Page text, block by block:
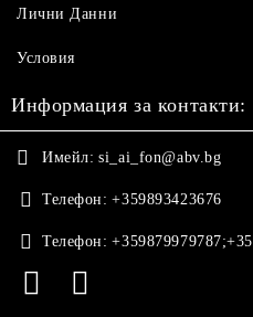
Лични Данни
Условия
Информация за контакти:
Имейл: si_ai_fon@abv.bg
Телефон: +359893423676
Телефон: